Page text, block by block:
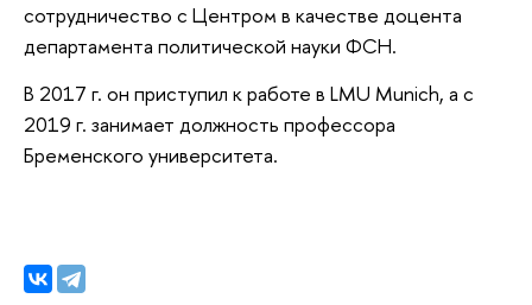
сотрудничество с Центром в качестве доцента
департамента политической науки ФСН.
В 2017 г. он приступил к работе в LMU Munich, а с
2019 г. занимает должность профессора
Бременского университета.